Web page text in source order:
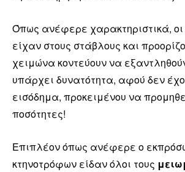
Όπως ανέφερε χαρακτηριστικά, οι
είχαν στους στάβλους και
χειμώνα κοντεύουν να
υπάρχει δυνατότητα, αφού δεν
εισόδημα, προκειμένου να
ποσότητες!
Επιπλέον όπως ανέφερε ο
κτηνοτρόφων είδαν όλοι τους